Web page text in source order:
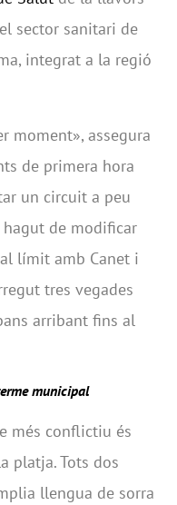
sector sanitari de
integrat a la regió
moment», assegura
de primera hora
un circuit a peu
hagut de modificar
límit amb Canet i
tres vegades
arribant fins al
municipal
més conflictiu és
platja. Tots dos
llengua de sorra